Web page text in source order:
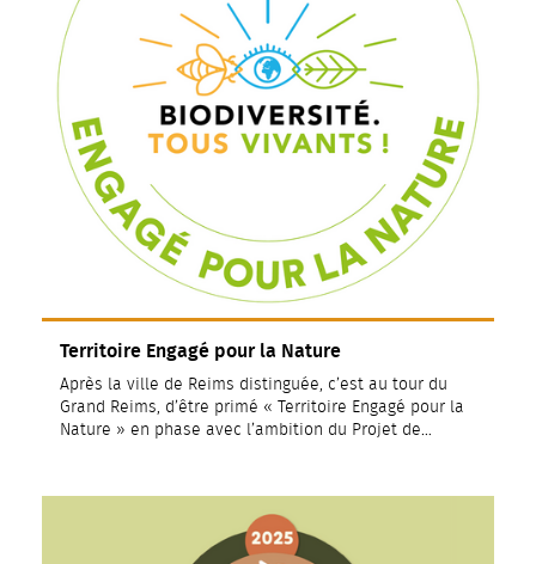
Territoire Engagé pour la Nature
Après la ville de Reims distinguée, c’est au tour du
Grand Reims, d’être primé « Territoire Engagé pour la
Nature » en phase avec l’ambition du Projet de…